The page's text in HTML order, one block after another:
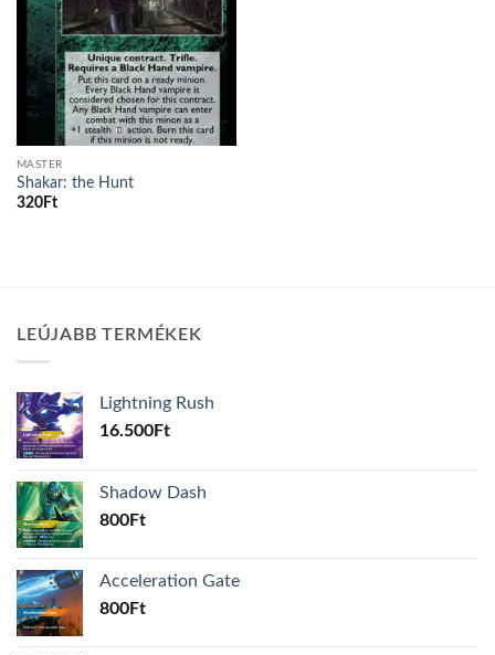
MASTER
Shakar: the Hunt
320Ft
LEÚJABB TERMÉKEK
Lightning Rush
16.500Ft
Shadow Dash
800Ft
Acceleration Gate
800Ft